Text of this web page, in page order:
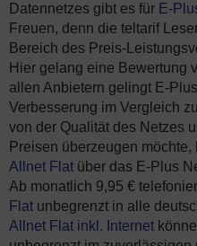
Datennetzes gibt es für E-
Freuen, denn die teltarif
Bereich des Preis-
Hier gelang eine Bewertung
allen Anbietern gelingt E-
Verbesserung im Vergleich
von der Qualität des Netzes
Preisen überzeugen
Allnet Flat über das E-Plus
Ab monatlich 9,95 €
Flat unbegrenzt in alle
Allnet Flat inkl. Internet